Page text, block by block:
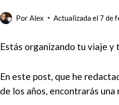
PorAlex Actualizada el 7 de
Estás organizando tu viaje y
En este post, que he
de los años, encontrarás